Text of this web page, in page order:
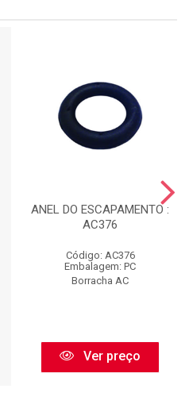
ANEL DO ESCAPAMENTO :
AC376
Código: AC376
Embalagem: PC
Borracha AC
Ver preço